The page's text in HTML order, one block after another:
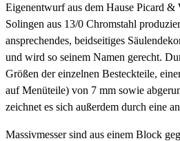
Eigenentwurf aus dem Hause Picard
Solingen aus 13/0 Chromstahl
ansprechendes, beidseitiges
und wird so seinem Namen gerecht.
Größen der einzelnen Besteckteile,
auf Menüteile) von 7 mm sowie
zeichnet es sich außerdem durch eine
Massivmesser sind aus einem Block